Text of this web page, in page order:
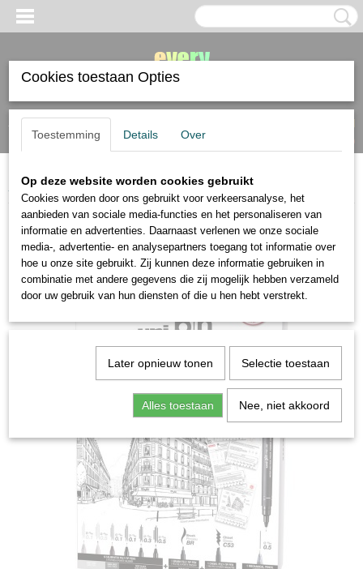
Inloggen Registreren
(0)
Home>stiften en markers>fineliner>Uni Pin Urban Sketching startset
Cookies toestaan Opties
Toestemming Details Over
Op deze website worden cookies gebruikt
Cookies worden door ons gebruikt voor verkeersanalyse, het
aanbieden van sociale media-functies en het personaliseren van
informatie en advertenties. Daarnaast verlenen we onze sociale
media-, advertentie- en analysepartners toegang tot informatie over
hoe u onze site gebruikt. Zij kunnen deze informatie gebruiken in
combinatie met andere gegevens die zij mogelijk hebben verzameld
door uw gebruik van hun diensten of die u hen hebt verstrekt.
Later opnieuw tonen Selectie toestaan
Alles toestaan Nee, niet akkoord